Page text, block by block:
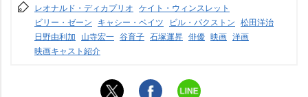
レオナルド・ディカプリオ ケイト・ウィンスレット
ビリー・ゼーン キャシー・ベイツ ビル・パクストン 松田洋治
日野由利加 山寺宏一 谷育子 石塚運昇 俳優 映画 洋画
映画キャスト紹介